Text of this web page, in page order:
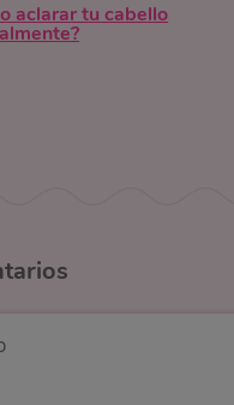
aclarar tu cabello